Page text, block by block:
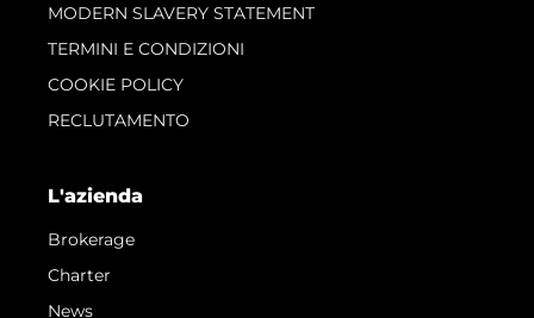
MODERN SLAVERY STATEMENT
TERMINI E CONDIZIONI
COOKIE POLICY
RECLUTAMENTO
L'azienda
Brokerage
Charter
News